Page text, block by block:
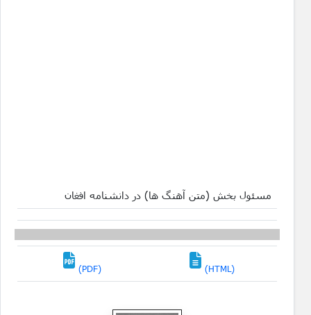
مسئول بخش (متن آهنگ ها) در دانشنامه افغان
(PDF) (HTML)